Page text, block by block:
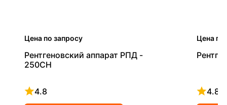
Цена по запросу
Рентгеновский аппарат РПД -
250СН
4.8
Рейтинг 4.8 из 5
Цена по
4.8